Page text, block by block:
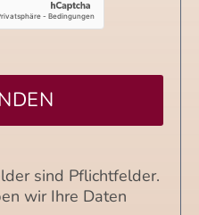
sind Pflichtfelder.
wir Ihre Daten